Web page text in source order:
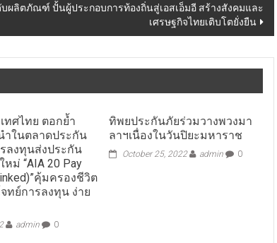
ผลิตภัณฑ์ ปั้นผู้ประกอบการท้องถิ่นสู่เอสเอ็มอี สร้างสังคมและ
เศรษฐกิจไทยเติบโตยั่งยืน
เทศไทย ตอกย้ำ
ำในตลาดประกัน
ลงทุนส่งประกัน
ม่ “AIA 20 Pay
คุ้มครองชีวิต
ทย์การลงทุน ง่าย
admin 0
ทิพยประกันภัยร่วมวางพวงมา
ลาฯเนื่องในวันปิยะมหาราช
October 25, 2022 admin 0